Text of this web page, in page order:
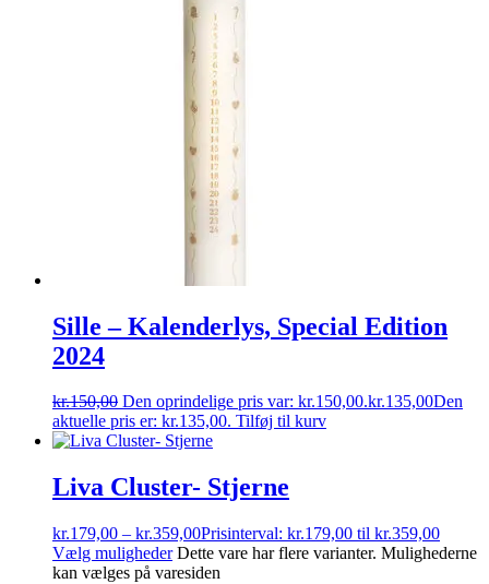
Sille – Kalenderlys, Special Edition
2024
kr.150,00 Den oprindelige pris var: kr.150,00.kr.135,00Den
aktuelle pris er: kr.135,00. Tilføj til kurv
Liva Cluster- Stjerne
kr.179,00 – kr.359,00Prisinterval: kr.179,00 til kr.359,00
Vælg muligheder Dette vare har flere varianter. Mulighederne
kan vælges på varesiden